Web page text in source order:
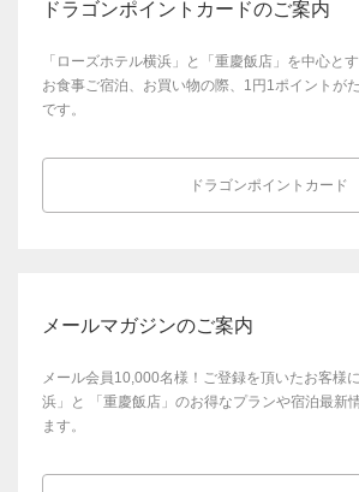
ドラゴンポイントカードのご案内
「ローズホテル横浜」と「重慶飯店」を中心と
お食事ご宿泊、お買い物の際、1円1ポイントが
です。
ドラゴンポイントカード
メールマガジンのご案内
メール会員10,000名様！ご登録を頂いたお客様
浜」と
「重慶飯店」のお得なプランや宿泊最新
ます。